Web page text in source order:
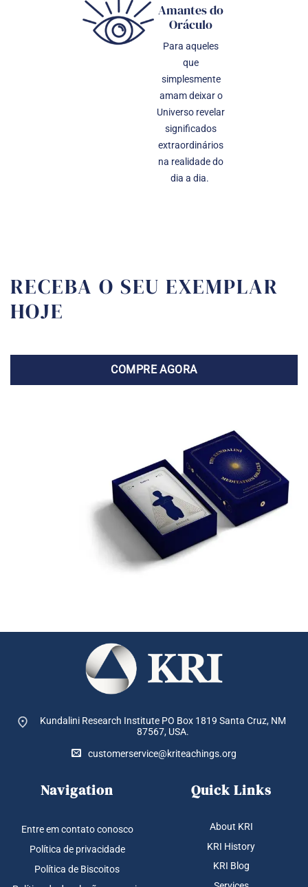
Amantes do
Oráculo
Para aqueles
que
simplesmente
amam deixar o
Universo revelar
significados
extraordinários
na realidade do
dia a dia.
RECEBA O SEU EXEMPLAR
HOJE
COMPRE AGORA
Kundalini Research Institute PO Box 1819 Santa Cruz, NM
87567, USA.
customerservice@kriteachings.org
Navigation
Entre em contato conosco
Política de privacidade
Política de Biscoitos
Quick Links
About KRI
KRI History
KRI Blog